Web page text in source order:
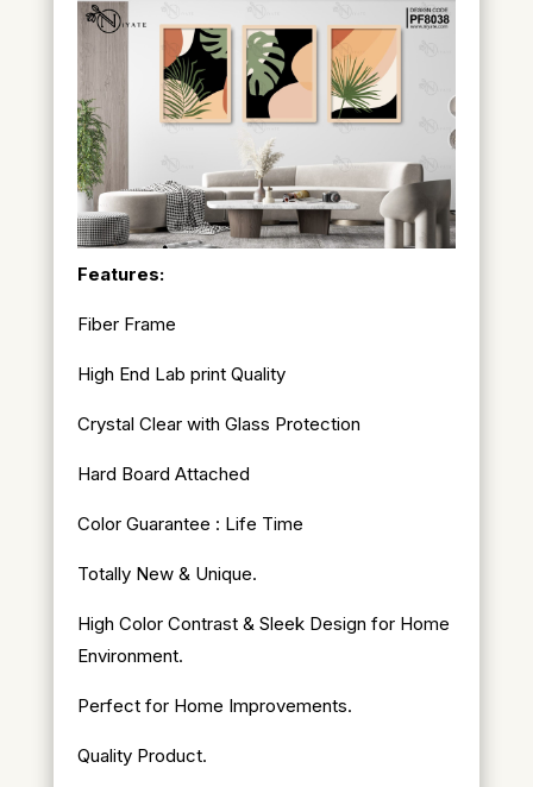
Features:
Fiber Frame
High End Lab print Quality
Crystal Clear with Glass Protection
Hard Board Attached
Color Guarantee : Life Time
Totally New & Unique.
High Color Contrast & Sleek Design for Home
Environment.
Perfect for Home Improvements.
Quality Product.